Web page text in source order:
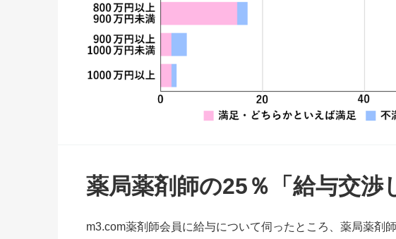
薬局薬剤師の25％「給与交渉
m3.com薬剤師会員に給与について伺ったところ、薬局薬剤